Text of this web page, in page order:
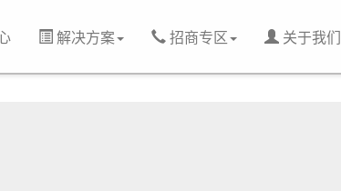
解决方案 招商专区 关于我们